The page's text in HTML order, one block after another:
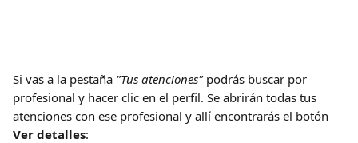
Si vas a la pestaña "Tus atenciones" podrás buscar por
profesional y hacer clic en el perfil. Se abrirán todas tus
atenciones con ese profesional y allí encontrarás el botón
Ver detalles: